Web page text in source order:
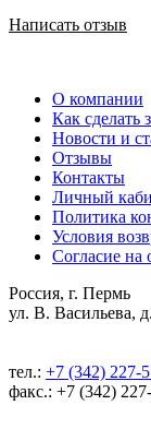
Написать отзыв
О компании
Как сделать
Новости и
Отзывы
Контакты
Личный
Политика
Условия
Согласие на
Россия, г. Пермь
ул. В. Васильева,
тел.: +7 (342) 227-
факс.: +7 (342)